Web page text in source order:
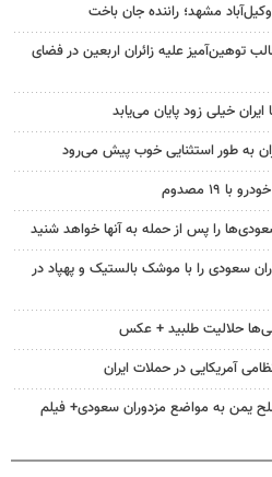
وکیل‌آباد مشهد؛ راننده جان باخت
توهین‌آمیز علیه زائران اربعین در فضای
خیلی زود پایان می‌یابد
به طور استثنایی خوب پیش می‌رود
را پس از حمله به آنها خواهد شنید
سعودی را با موشک بالستیک و پهپاد در
حلالیت طلبید + عکس
یمن به مواضع مزدوران سعودی+ فیلم